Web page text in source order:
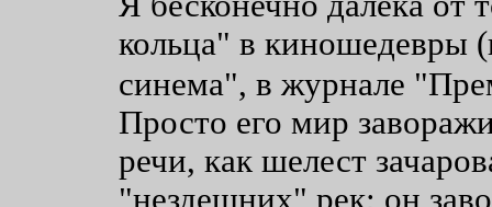
кольца" в киношедевры
синема", в журнале
Просто его мир
речи, как шелест